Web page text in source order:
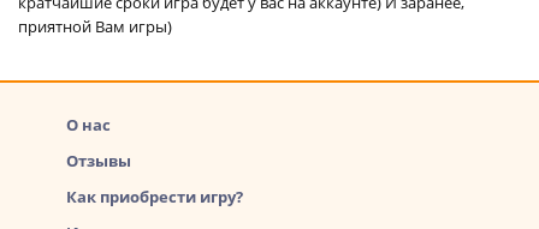
приятной Вам игры)
О нас
Отзывы
Как приобрести игру?